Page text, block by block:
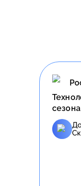
сезона